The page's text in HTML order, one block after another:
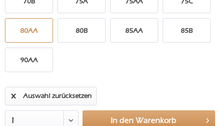
80AA 80B 85AA 85B
90AA
Auswahl zurücksetzen
In den Warenkorb